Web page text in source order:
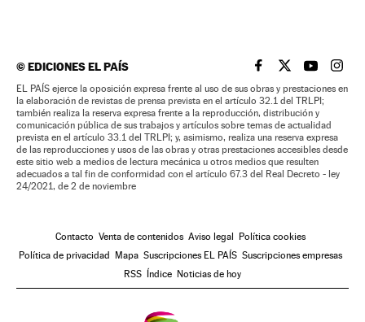
©EDICIONES EL PAÍS EL PAÍS BRASIL EN
EL PAÍSEL PAÍS
EL
EL PAÍS ejerce la oposición expresa frente al uso de sus obras y prestaciones en
la elaboración de revistas de prensa prevista en el artículo 32.1 del TRLPI;
también realiza la reserva expresa frente a la reproducción, distribución y
comunicación pública de sus trabajos y artículos sobre temas de actualidad
prevista en el artículo 33.1 del TRLPI; y, asimismo, realiza una reserva expresa
de las reproducciones y usos de las obras y otras prestaciones accesibles desde
este sitio web a medios de lectura mecánica u otros medios que resulten
adecuados a tal fin de conformidad con el artículo 67.3 del Real Decreto - ley
24/2021, de 2 de noviembre
Contacto Venta de contenidos Aviso legal
Política cookies
Política de privacidad
Mapa Suscripciones EL PAÍS Suscripciones empresas
RSS
Índice Noticias de hoy